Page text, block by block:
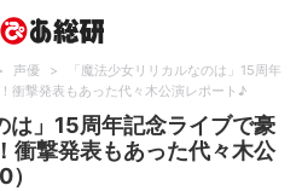
声優 >
「魔法少女リリカルなのは」15周年
衝撃発表もあった代々木公演レポート♪
は」15周年記念ライブで豪
衝撃発表もあった代々木公